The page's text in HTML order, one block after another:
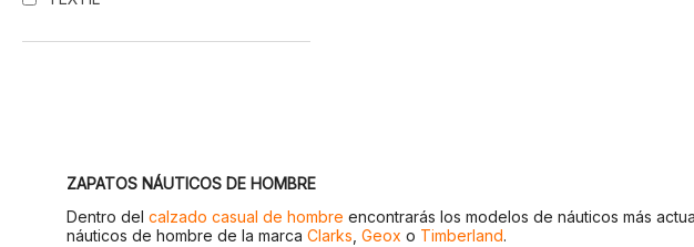
ZAPATOS NÁUTICOS DE HOMBRE
Dentro del calzado casual de hombre encontrarás los modelos de náuticos más
náuticos de hombre de la marca Clarks, Geox o Timberland.